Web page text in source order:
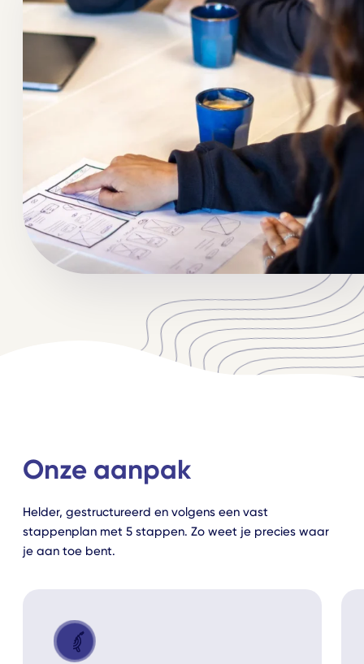
Ga terug
Merkstrategie
Overtuigend verhaal
Logo en huisstijl
Persoonlijkheid tonen
Consistent toepassen
Grafisch ontwerp
Digitaal, print en signing
Gebruikerservaring
Onze aanpak
Helder, gestructureerd en volgens een vast
stappenplan met 5 stappen. Zo weet je precies waar
je aan toe bent.